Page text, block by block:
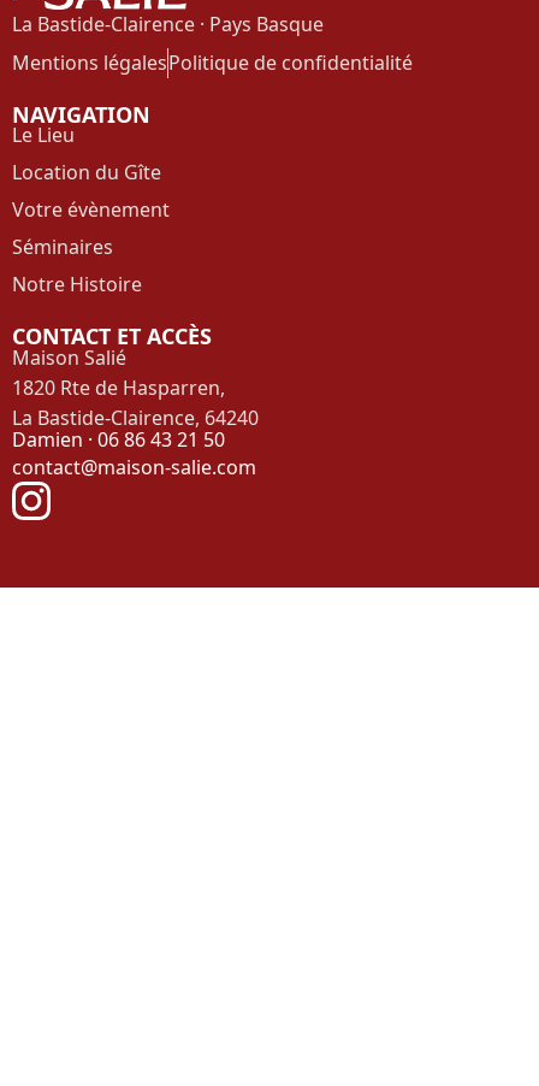
La Bastide-Clairence · Pays Basque
Mentions légalesPolitique de confidentialité
NAVIGATION
Le Lieu
Location du Gîte
Votre évènement
Séminaires
Notre Histoire
CONTACT ET ACCÈS
Maison Salié
1820 Rte de Hasparren,
La Bastide-Clairence, 64240
Damien · 06 86 43 21 50
contact@maison-salie.com